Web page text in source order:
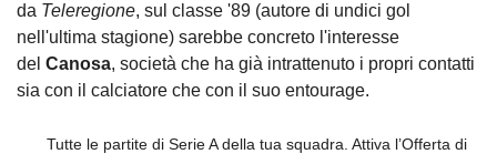
da Teleregione, sul classe '89 (autore di undici gol
nell'ultima stagione) sarebbe concreto l'interesse
del Canosa, società che ha già intrattenuto i propri contatti
sia con il calciatore che con il suo entourage.
Tutte le partite di Serie A della tua squadra. Attiva l’Offerta di